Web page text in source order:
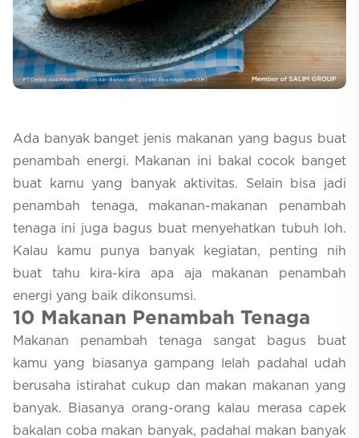
Ada banyak banget jenis makanan yang bagus buat
penambah energi. Makanan ini bakal cocok banget
buat kamu yang banyak aktivitas. Selain bisa jadi
penambah tenaga, makanan-makanan penambah
tenaga ini juga bagus buat menyehatkan tubuh loh.
Kalau kamu punya banyak kegiatan, penting nih
buat tahu kira-kira apa aja makanan penambah
energi yang baik dikonsumsi.
1 0 Makanan Penambah Tenaga
Makanan penambah tenaga sangat bagus buat
kamu yang biasanya gampang lelah padahal udah
berusaha istirahat cukup dan makan makanan yang
banyak. Biasanya orang-orang kalau merasa capek
bakalan coba makan banyak, padahal makan banyak